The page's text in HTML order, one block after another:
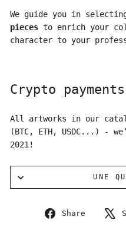
We guide you in
pieces to enrich your
character to your
Crypto
All artworks in our
(BTC, ETH, USDC...) -
2021!
UNE
Share
Share